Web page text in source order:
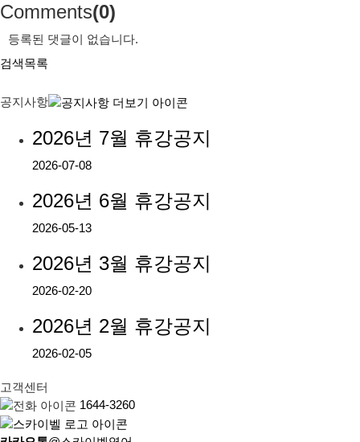
Comments(0)
등록된 댓글이 없습니다.
검색목록
공지사항
2026년 7월 휴강공지
2026-07-08
2026년 6월 휴강공지
2026-05-13
2026년 3월 휴강공지
2026-02-20
2026년 2월 휴강공지
2026-02-05
고객센터
1644-3260